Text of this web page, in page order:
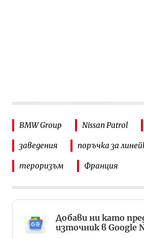
BMW Group Nissan Patrol
заведения поръчка за
тероризъм Франция
Добави ни като
източник в Google